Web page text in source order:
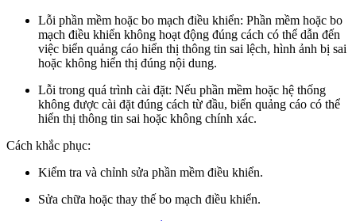
Lỗi phần mềm hoặc bo mạch điều khiển: Phần mềm hoặc bo
mạch điều khiển không hoạt động đúng cách có thể dẫn đến
việc biển quảng cáo hiển thị thông tin sai lệch, hình ảnh bị sai
hoặc không hiển thị đúng nội dung.
Lỗi trong quá trình cài đặt: Nếu phần mềm hoặc hệ thống
không được cài đặt đúng cách từ đầu, biển quảng cáo có thể
hiển thị thông tin sai hoặc không chính xác.
Cách khắc phục:
Kiểm tra và chỉnh sửa phần mềm điều khiển.
Sửa chữa hoặc thay thế bo mạch điều khiển.